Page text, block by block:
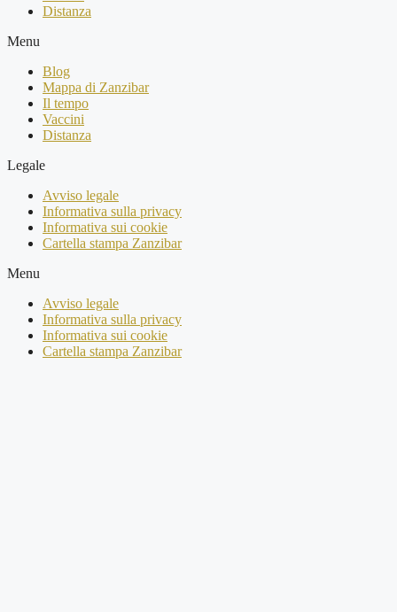
Distanza
Menu
Blog
Mappa di Zanzibar
Il tempo
Vaccini
Distanza
Legale
Avviso legale
Informativa sulla privacy
Informativa sui cookie
Cartella stampa Zanzibar
Menu
Avviso legale
Informativa sulla privacy
Informativa sui cookie
Cartella stampa Zanzibar